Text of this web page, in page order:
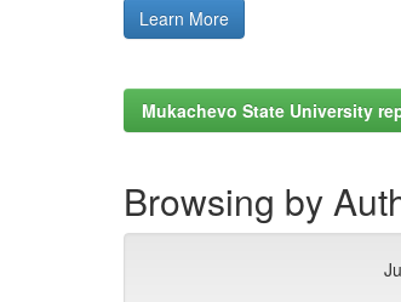
Learn More
Mukachevo State University
Browsing by